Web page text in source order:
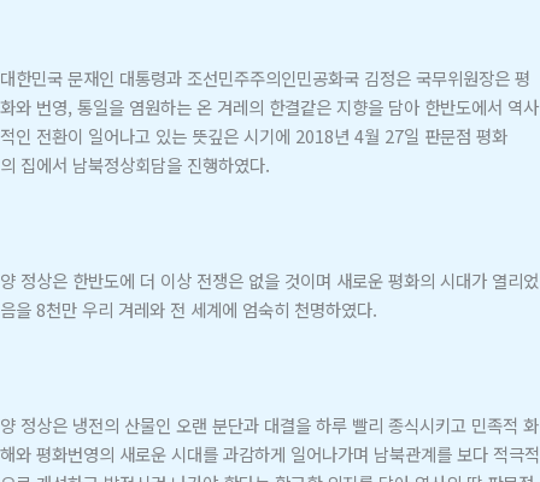
대한민국 문재인 대통령과 조선민주주의인민공화국 김정은 국무위원장은 평
화와 번영, 통일을 염원하는 온 겨레의 한결같은 지향을 담아 한반도에서 역사
적인 전환이 일어나고 있는 뜻깊은 시기에 2018년 4월 27일 판문점 평화
의 집에서 남북정상회담을 진행하였다.
양 정상은 한반도에 더 이상 전쟁은 없을 것이며 새로운 평화의 시대가 열리었
음을 8천만 우리 겨레와 전 세계에 엄숙히 천명하였다.
양 정상은 냉전의 산물인 오랜 분단과 대결을 하루 빨리 종식시키고 민족적 화
해와 평화번영의 새로운 시대를 과감하게 일어나가며 남북관계를 보다 적극적